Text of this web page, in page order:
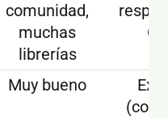
comunidad,
muchas
librerías
Muy bueno